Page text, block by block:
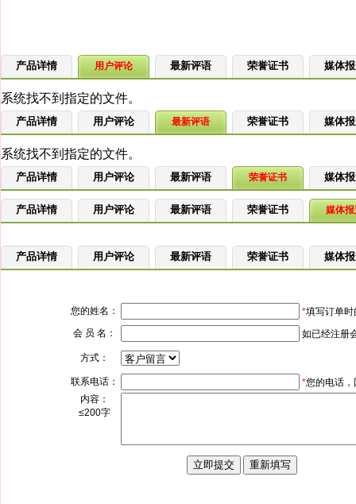
产品详情 用户评论 最新评语 荣誉证书 媒体
产品详情 用户评论 最新评语 荣誉证书 媒体
产品详情 用户评论 最新评语 荣誉证书 媒体
产品详情 用户评论 最新评语 荣誉证书 媒体
产品详情 用户评论 最新评语 荣誉证书 媒体
您的姓名： *填写订单
会 员 名：
如已经注册
方式：
联系电话： *您的电话
内容：
≤200字